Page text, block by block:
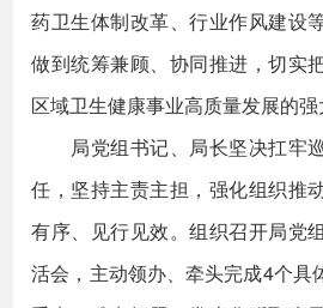
药卫生体制改革、行业作风建设
做到统筹兼顾、协同推进，切实
区域卫生健康事业高质量发展的强
局党组书记、局长坚决扛牢
任，坚持主责主担，强化组织推
有序、见行见效。组织召开局党
活会，主动领办、牵头完成4个具